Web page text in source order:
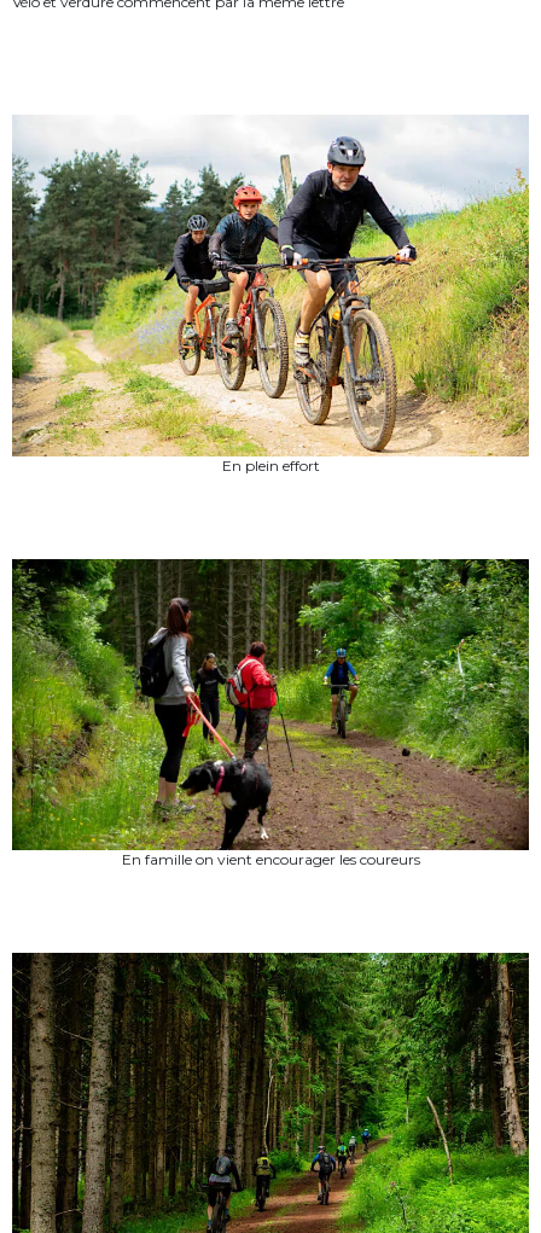
En plein effort
En famille on vient encourager les coureurs